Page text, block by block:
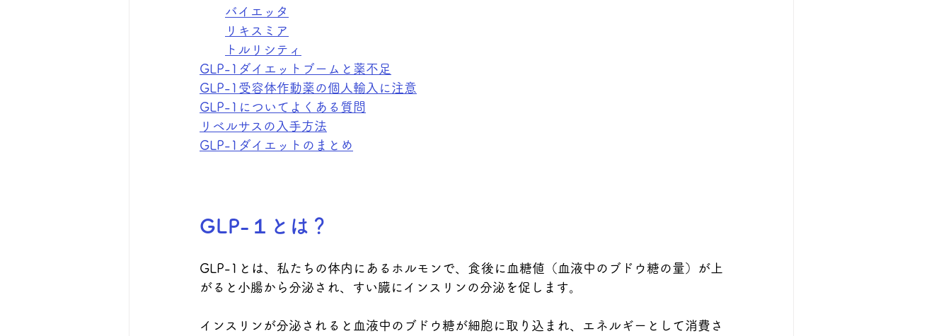
バイエッタ
リキスミア
トルリシティ
GLP-1ダイエットブームと薬不足
GLP-1受容体作動薬の個人輸入に注意
GLP-1についてよくある質問
リベルサスの入手方法
GLP-1ダイエットのまとめ
GLP-１とは？
GLP-1とは、私たちの体内にあるホルモンで、食後に血糖値（血液中のブドウ糖の量）が上
がると小腸から分泌され、すい臓にインスリンの分泌を促します。
インスリンが分泌されると血液中のブドウ糖が細胞に取り込まれ、エネルギーとして消費さ